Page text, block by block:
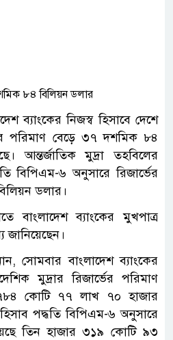
ব্যাংকের নিজস্ব হিসাবে দেশে
পরিমাণ বেড়ে ৩৭ দশমিক ৮৪
আন্তর্জাতিক মুদ্রা তহবিলের
বিপিএম-৬ অনুসারে রিজার্ভের
ডলার।
বাংলাদেশ ব্যাংকের মুখপাত্র
সোমবার বাংলাদেশ ব্যাংকের
মুদ্রার রিজার্ভের পরিমাণ
৭৮৪ কোটি ৭৭ লাখ ৭০ হাজার
পদ্ধতি বিপিএম-৬ অনুসারে
তিন হাজার ৩১৯ কোটি ৯৩